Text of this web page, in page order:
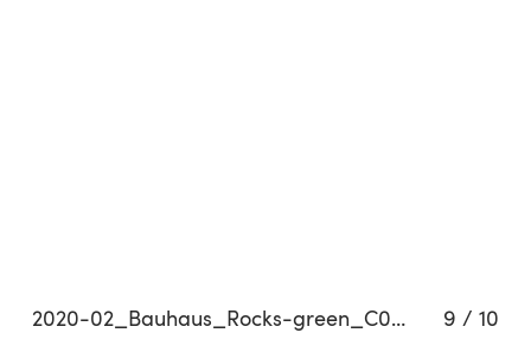
2020-02_Bauhaus_Rocks-green_C01_1073 9 /10